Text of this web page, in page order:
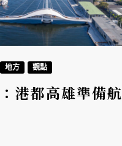
地方 觀點
港都高雄準備航